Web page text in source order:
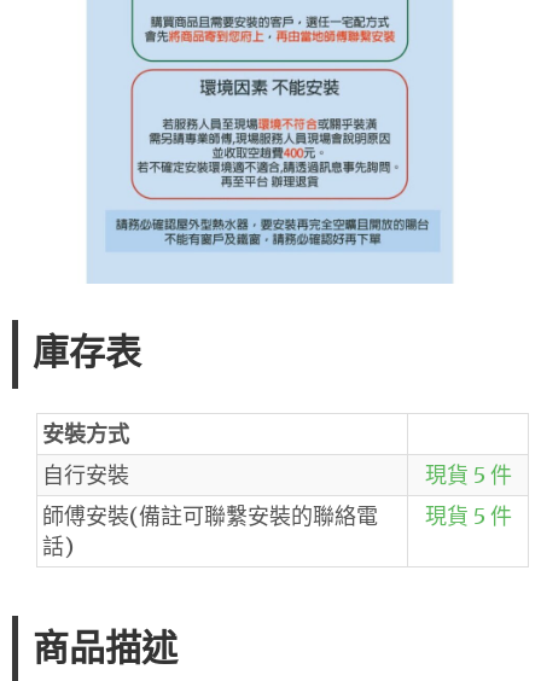
庫存表
安裝方式
自行安裝
現貨 5 件
師傅安裝(備註可聯繫安裝的聯絡電
話)
現貨 5 件
商品描述